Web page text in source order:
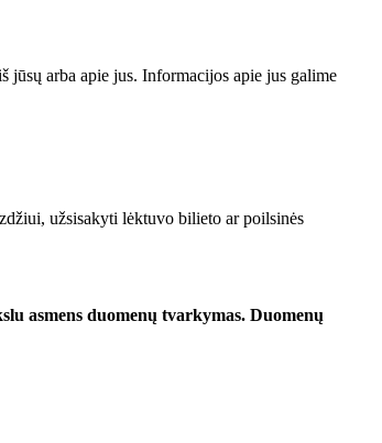
arba apie jus. Informacijos apie jus galime
užsisakyti lėktuvo bilieto ar poilsinės
asmens duomenų tvarkymas. Duomenų